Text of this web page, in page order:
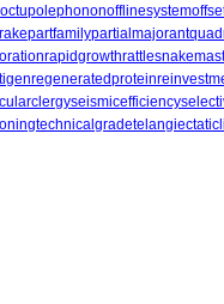
octupolephononofflinesystem
partfamilypartialmajorant
rapidgrowth
regeneratedprotein
seismicefficiency
technicalgrade